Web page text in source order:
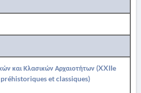
και Κλασικών Αρχαιοτήτων (XXIIe
et classiques)